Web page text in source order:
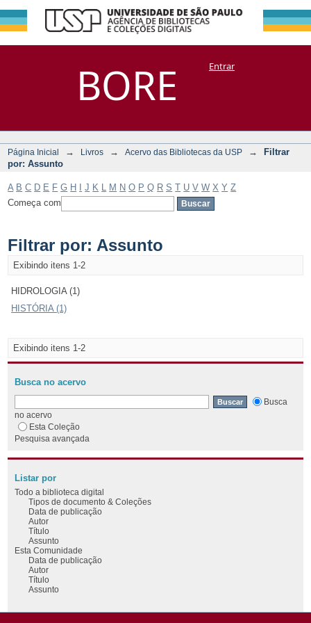
BORE
Filtrar por:
Assunto
DSpace/Manakin + CoriscoEntrar
Página Inicial → Livros → Acervo das Bibliotecas da USP →
Filtrar
por: Assunto
A B C D E F G H J K M N O P Q R S T U V W X Y Z
Começa com
Filtrar por: Assunto
Exibindo itens 1-2
HIDROLOGIA (1)
HISTÓRIA (1)
Exibindo itens 1-2
Busca no acervo
Busca
no acervo
Esta Coleção
Pesquisa avançada
Listar por
Todo a biblioteca digital
Tipos de documento & Coleções
Data de publicação
Autor
Título
Assunto
Esta Comunidade
Data de publicação
Autor
Título
Assunto